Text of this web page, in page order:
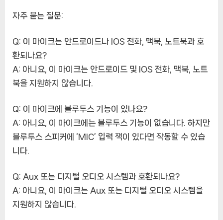
자주 묻는 질문:
Q: 이 마이크는 안드로이드나 IOS 전화, 맥북, 노트북과 호
환되나요?
A: 아니요, 이 마이크는 안드로이드 및 IOS 전화, 맥북, 노트
북을 지원하지 않습니다.
Q: 이 마이크에 블루투스 기능이 있나요?
A: 아니요, 이 마이크에는 블루투스 기능이 없습니다. 하지만
블루투스 스피커에 ‘MIC’ 입력 잭이 있다면 작동할 수 있습
니다.
Q: Aux 또는 디지털 오디오 시스템과 호환되나요?
A: 아니요, 이 마이크는 Aux 또는 디지털 오디오 시스템을
지원하지 않습니다.